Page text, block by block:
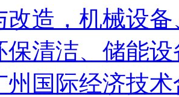
改造，机械设
保清洁、储能设
州国际经济技